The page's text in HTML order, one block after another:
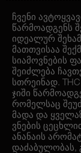
ჩვენი
წარმოადგენს
იდეალურ
მათთვისაა
სიამოვნების
შეიძლება
სთრეინად.
ჯიში
რომელსაც
მადა და
ვნების
ანანაის
დაძაბულობას,